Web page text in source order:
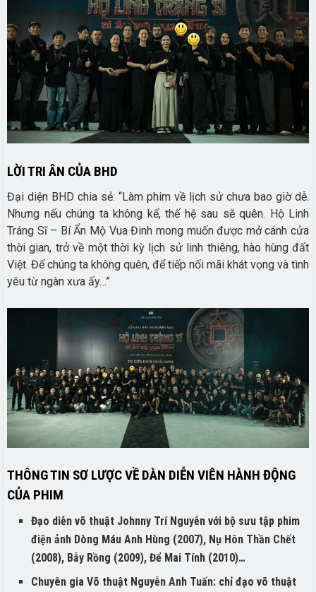
LỜI TRI ÂN CỦA BHD
Đại diện BHD chia sẻ: “Làm phim về lịch sử chưa bao giờ dễ.
Nhưng nếu chúng ta không kể, thế hệ sau sẽ quên. Hộ Linh
Tráng Sĩ – Bí Ẩn Mộ Vua Đinh mong muốn được mở cánh cửa
thời gian, trở về một thời kỳ lịch sử linh thiêng, hào hùng đất
Việt. Để chúng ta không quên, để tiếp nối mãi khát vọng và tình
yêu từ ngàn xưa ấy…”
THÔNG TIN SƠ LƯỢC VỀ DÀN DIỄN VIÊN HÀNH ĐỘNG
CỦA PHIM
Đạo diễn võ thuật Johnny Trí Nguyễn với bộ sưu tập phim
điện ảnh Dòng Máu Anh Hùng (2007), Nụ Hôn Thần Chết
(2008), Bẫy Rồng (2009), Để Mai Tính (2010)…
Chuyên gia Võ thuật Nguyễn Anh Tuấn: chỉ đạo võ thuật